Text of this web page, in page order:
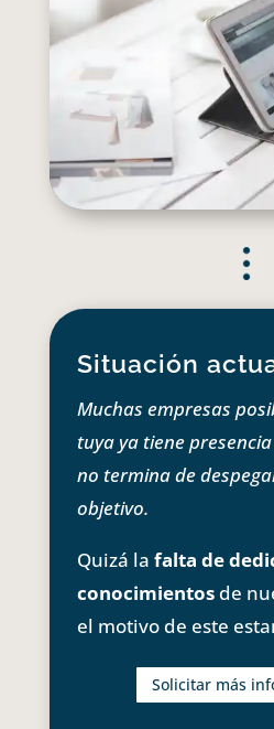
Situación
Muchas empresas
tuya ya tiene
no termina de
objetivo.
Quizá la falta de
conocimientosde
el motivo de este
Solicitar más